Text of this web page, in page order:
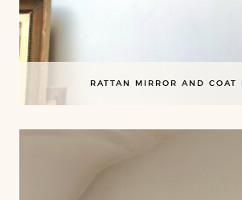
RATTAN MIRROR AND COAT